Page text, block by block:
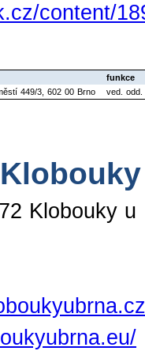
content/
funkce
449/3, 602 00 Brno ved.
Klobouky u